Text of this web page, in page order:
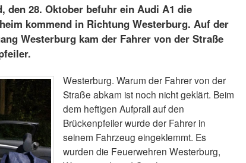
den 28. Oktober befuhr ein Audi A1 die
kommend in Richtung Westerburg. Auf der
Westerburg kam der Fahrer von der Straße
Westerburg. Warum der Fahrer von der
Straße abkam ist noch nicht geklärt. Beim
dem heftigen Aufprall auf den
Brückenpfeiler wurde der Fahrer in
seinem Fahrzeug eingeklemmt. Es
wurden die Feuerwehren Westerburg,